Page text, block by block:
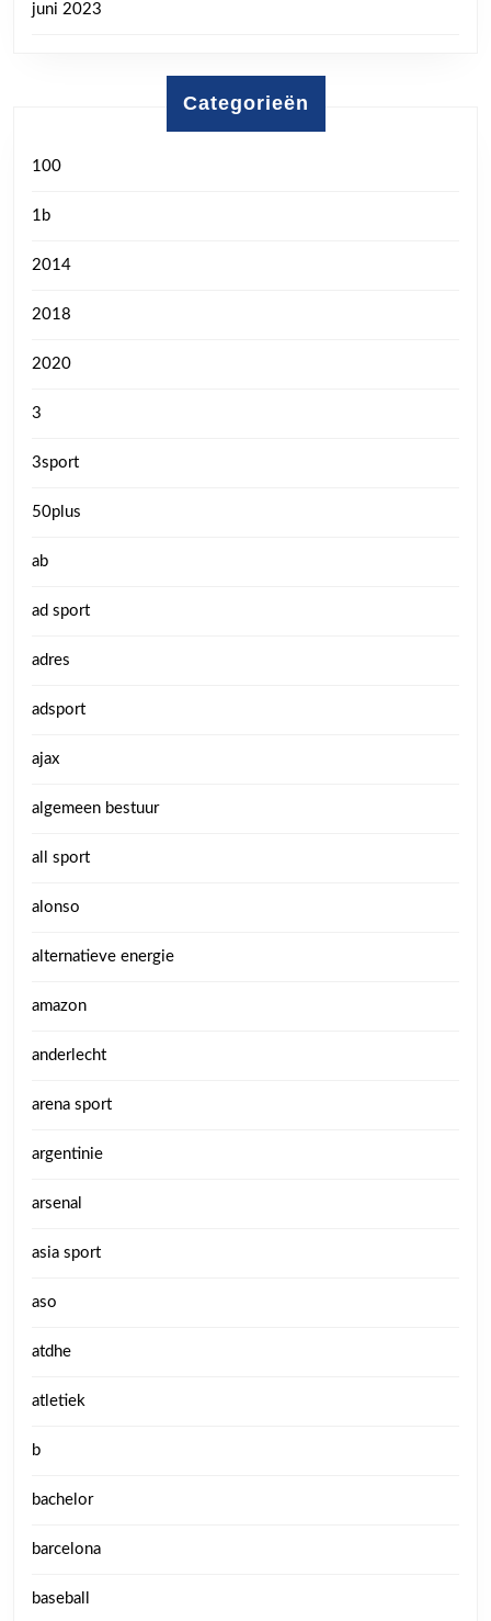
juni 2023
Categorieën
100
1b
2014
2018
2020
3
3sport
50plus
ab
ad sport
adres
adsport
ajax
algemeen bestuur
all sport
alonso
alternatieve energie
amazon
anderlecht
arena sport
argentinie
arsenal
asia sport
aso
atdhe
atletiek
b
bachelor
barcelona
baseball